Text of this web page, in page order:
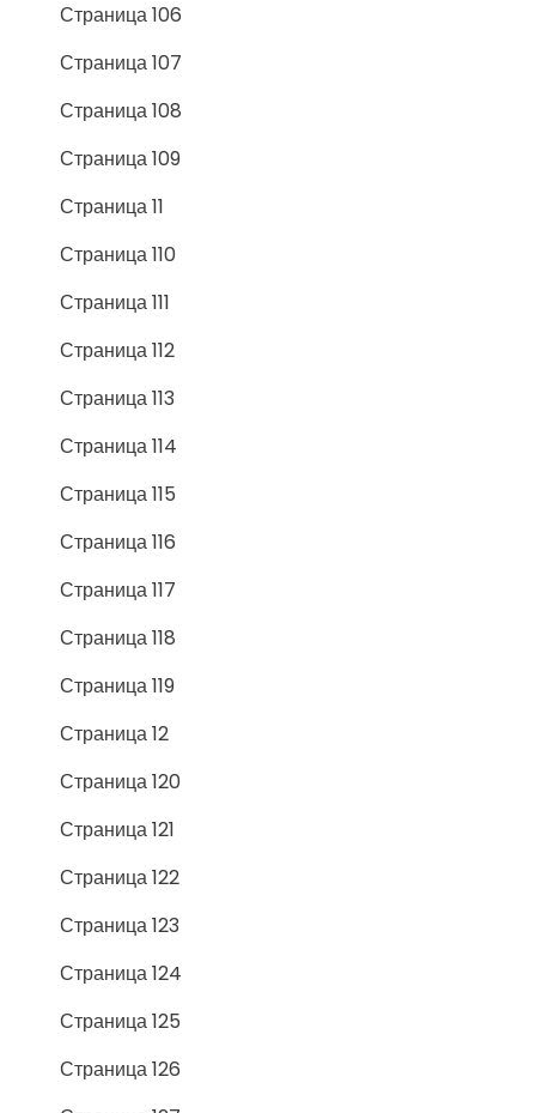
Страница 106
Страница 107
Страница 108
Страница 109
Страница 11
Страница 110
Страница 111
Страница 112
Страница 113
Страница 114
Страница 115
Страница 116
Страница 117
Страница 118
Страница 119
Страница 12
Страница 120
Страница 121
Страница 122
Страница 123
Страница 124
Страница 125
Страница 126